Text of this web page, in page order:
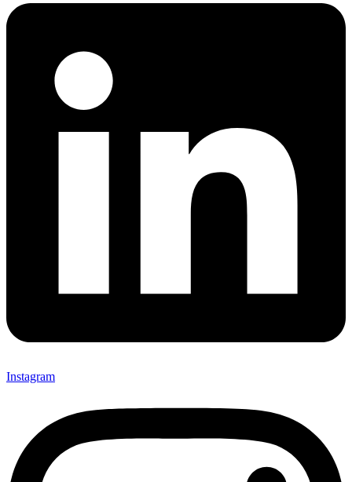
Instagram